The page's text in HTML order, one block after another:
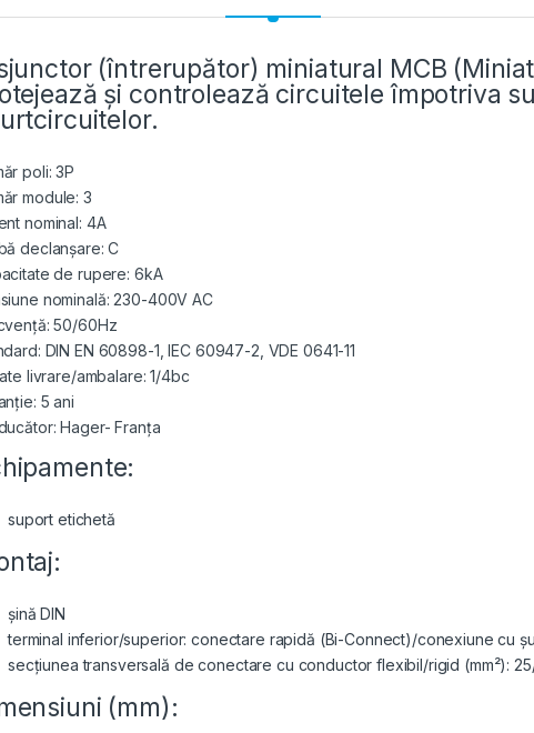
(întrerupător) miniatural MCB
și controlează circuitele împotriva
poli: 3P
module: 3
nominal: 4A
declanșare: C
de rupere: 6kA
nominală: 230-400V AC
50/60Hz
DIN EN 60898-1, IEC 60947-2, VDE 0641-11
livrare/ambalare: 1/4bc
5 ani
Hager- Franța
suport etichetă
șină DIN
terminal inferior/superior: conectare rapidă (Bi-Connect)/conexiune cu
secțiunea transversală de conectare cu conductor flexibil/rigid (mm²):
(mm):